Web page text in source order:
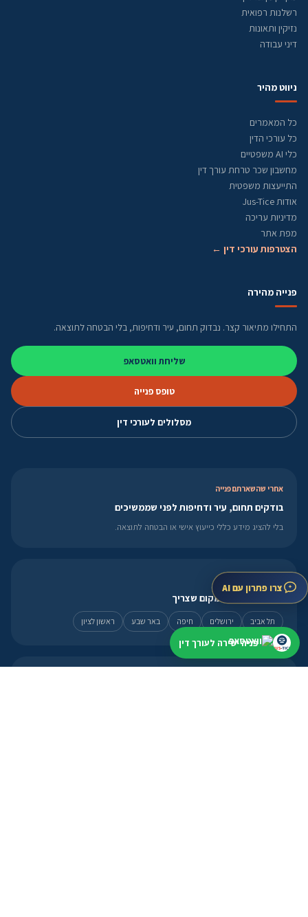
רשלנות רפואית
נזיקין ותאונות
דיני עבודה
ניווט מהיר
כל המאמרים
כל עורכי הדין
כלי AI משפטיים
מחשבון שכר טרחת עורך דין
התייעצות משפטית
אודות Jus-Tice
מדיניות עריכה
מפת אתר
הצטרפות עורכי דין ←
פנייה מהירה
התחילו מתיאור קצר. נבדוק תחום, עיר ודחיפות, בלי הבטחה לתוצאה.
שליחת וואטסאפ
טופס פנייה
מסלולים לעורכי דין
אחרי שהשארתם פנייה
בודקים תחום, עיר ודחיפות לפני שממשיכים
בלי להציג מידע כללי כייעוץ אישי או הבטחה לתוצאה.
מתחילים קרוב למקום שצריך
תל אביב ירושלים חיפה באר שבע ראשון לציון
צרו פתרון עם AI
פניה ישירה לעורך דין